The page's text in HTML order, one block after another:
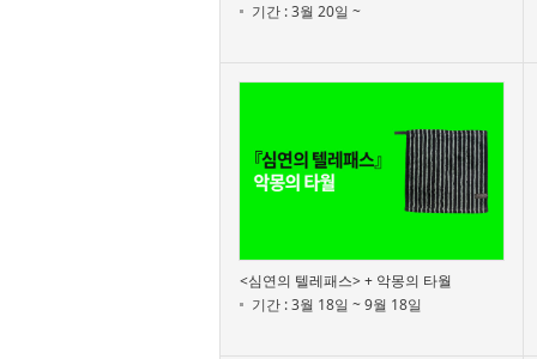
기간 : 3월 20일 ~
<심연의 텔레패스> + 악몽의 타월
기간 : 3월 18일 ~ 9월 18일